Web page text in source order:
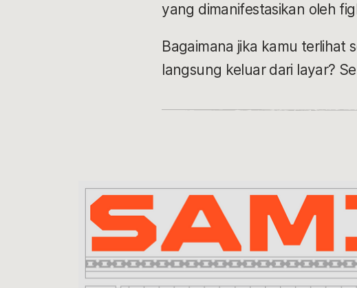
yang dimanifestasikan oleh
Bagaimana jika kamu terlihat
langsung keluar dari layar?